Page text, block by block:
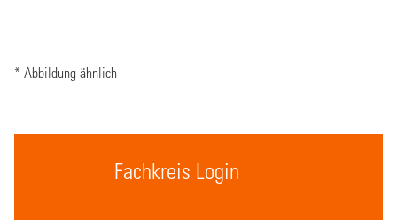
* Abbildung ähnlich
Fachkreis Login